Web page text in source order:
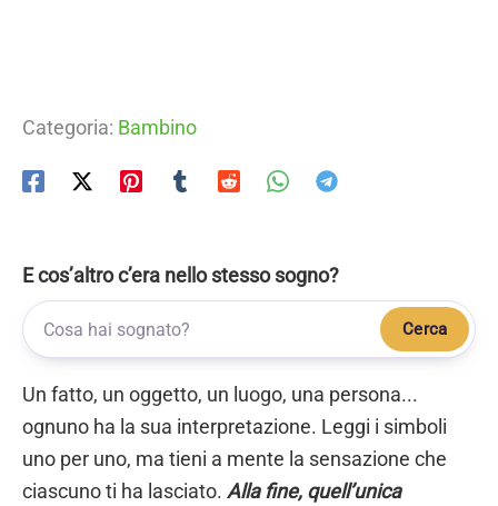
Categoria: Bambino
E cos’altro c’era nello stesso sogno?
Cerca
Un fatto, un oggetto, un luogo, una persona...
ognuno ha la sua interpretazione. Leggi i simboli
uno per uno, ma tieni a mente la sensazione che
ciascuno ti ha lasciato. Alla fine, quell’unica